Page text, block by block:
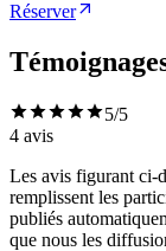
Réserver
5/5
4 avis
Les avis figurant ci-
remplissent les
publiés
que nous les